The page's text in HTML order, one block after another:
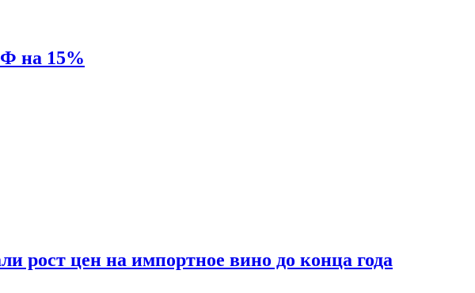
на 15%
рост цен на импортное вино до конца года